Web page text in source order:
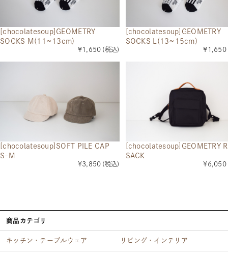
[chocolatesoup]GEOMETRY
SOCKS M(11~13cm)
¥1,650 (税込)
[chocolatesoup]GEOMETRY
SOCKS L(13~15cm)
¥1,650
[chocolatesoup]SOFT PILE CAP
S-M
¥3,850 (税込)
[chocolatesoup]GEOMETRY
SACK
¥6,050
商品カテゴリ
キッチン・テーブルウェア リビング・インテリア